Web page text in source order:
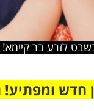
לזרע בר קיימא!
חדש